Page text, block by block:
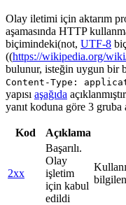
Olay iletimi için aktarım
aşamasında HTTP
biçimindeki(not, UTF-8
((https://wikipedia.org/
bulunur, isteğin uygun bir
Content-Type:
yapısı aşağıda
yanıt koduna göre 3 gruba
Kod Açıklama
2xx
Başarılı.
Olay
işletim
için kabul
edildi